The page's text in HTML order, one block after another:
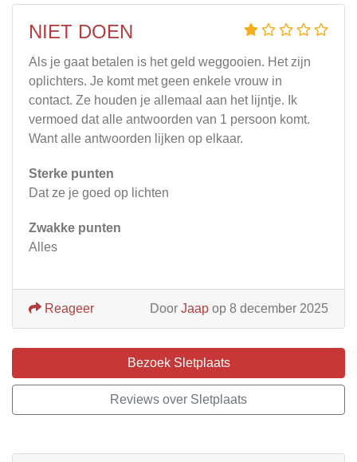
NIET DOEN
Als je gaat betalen is het geld weggooien. Het zijn
oplichters. Je komt met geen enkele vrouw in
contact. Ze houden je allemaal aan het lijntje. Ik
vermoed dat alle antwoorden van 1 persoon komt.
Want alle antwoorden lijken op elkaar.
Sterke punten
Dat ze je goed op lichten
Zwakke punten
Alles
Door Jaap op 8 december 2025
Reageer
Bezoek Sletplaats
Reviews over Sletplaats